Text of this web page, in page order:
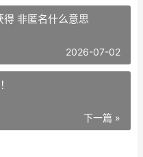
非匿名什么意思
2026-07-02
下一篇 »